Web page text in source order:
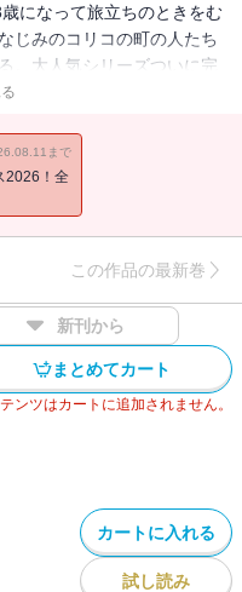
になって旅立ちのときをむ
じみのコリコの町の人たち
。大人気シリーズついに完
まで
2026！全
この作品の最新巻
新刊から
まとめてカート
ンツはカートに追加されません。
カートに入れる
試し読み